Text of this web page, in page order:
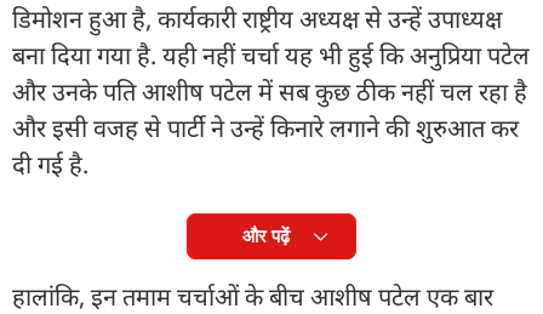
डिमोशन हुआ है, कार्यकारी राष्ट्रीय अध्यक्ष से उन्हें उपाध्यक्ष
बना दिया गया है. यही नहीं चर्चा यह भी हुई कि अनुप्रिया पटेल
और उनके पति आशीष पटेल में सब कुछ ठीक नहीं चल रहा है
और इसी वजह से पार्टी ने उन्हें किनारे लगाने की शुरुआत कर
दी गई है.
और पढ़ें
हालांकि, इन तमाम चर्चाओं के बीच आशीष पटेल एक बार